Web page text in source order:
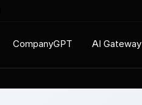
CompanyGPT AI Gateway